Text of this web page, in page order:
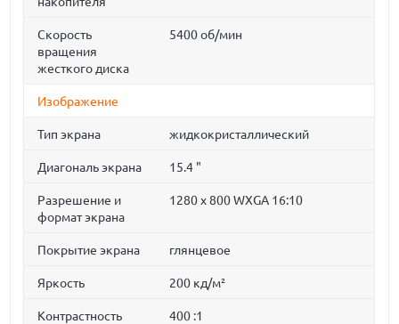
Скорость
вращения
жесткого диска
5400 об/мин
Изображение
Тип экрана жидкокристаллический
Диагональ экрана 15.4 "
Разрешение и
формат экрана
1280 x 800 WXGA 16:10
Покрытие экрана глянцевое
Яркость 200 кд/м²
Контрастность 400 :1